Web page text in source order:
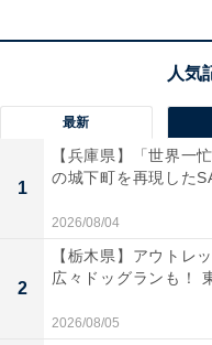
最新
1
【兵庫県】「世界一
の城下町を再現した
2026/08/04
2
【栃木県】アウトレ
広々ドッグランも！
2026/08/05